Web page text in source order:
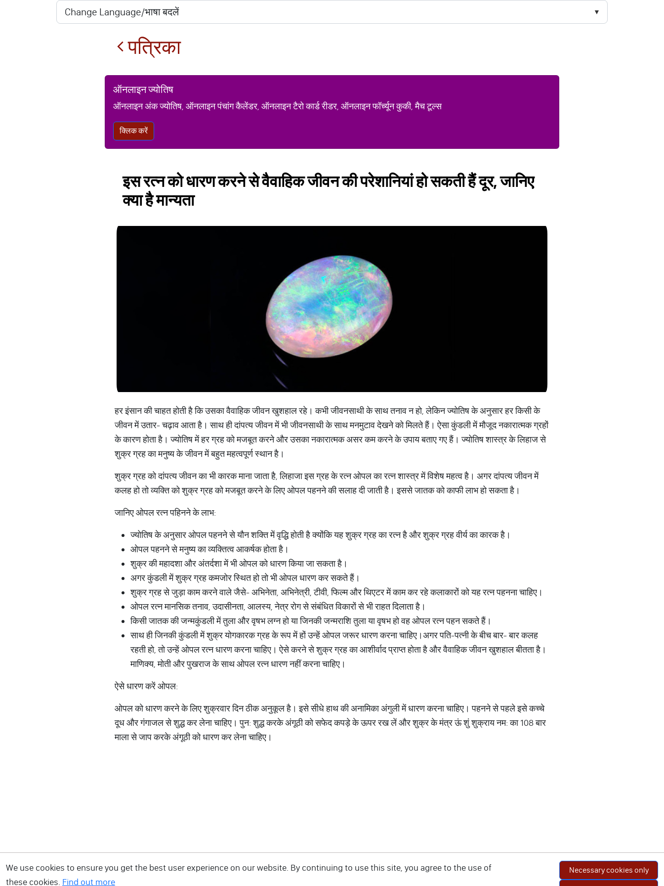
पत्रिका
ऑनलाइन ज्योतिष
ऑनलाइन अंक ज्योतिष, ऑनलाइन पंचांग कैलेंडर, ऑनलाइन टैरो कार्ड रीडर, ऑनलाइन फॉर्च्यून कुकी, मैच टूल्स
क्लिक करें
इस रत्न को धारण करने से वैवाहिक जीवन की परेशानियां हो सकती हैं दूर, जानिए
क्या है मान्यता
हर इंसान की चाहत होती है कि उसका वैवाहिक जीवन खुशहाल रहे। कभी जीवनसाथी के साथ तनाव न हो, लेकिन ज्योतिष के अनुसार हर किसी के
जीवन में उतार- चढ़ाव आता है। साथ ही दांपत्य जीवन में भी जीवनसाथी के साथ मनमुटाव देखने को मिलते हैं। ऐसा कुंडली में मौजूद नकारात्मक ग्रहों
के कारण होता है। ज्योतिष में हर ग्रह को मजबूत करने और उसका नकारात्‍मक असर कम करने के उपाय बताए गए हैं। ज्‍योतिष शास्त्र के लिहाज से
शुक्र ग्रह का मनुष्य के जीवन में बहुत महत्‍वपूर्ण स्थान है।
शुक्र ग्रह को दांपत्य जीवन का भी कारक माना जाता है, लिहाजा इस ग्रह के रत्न ओपल का रत्न शास्‍त्र में विशेष महत्‍व है। अगर दांपत्य जीवन में
कलह हो तो व्यक्ति को शुक्र ग्रह को मजबूत करने के लिए ओपल पहनने की सलाह दी जाती है। इससे जातक को काफी लाभ हो सकता है।
जानिए ओपल रत्न पहिनने के लाभ:
ज्योतिष के अनुसार ओपल पहनने से यौन शक्ति में वृद्धि होती है क्योंकि यह शुक्र ग्रह का रत्न है और शुक्र ग्रह वीर्य का कारक है।
ओपल पहनने से मनुष्य का व्यक्तित्व आकर्षक होता है।
शुक्र की महादशा और अंतर्दशा में भी ओपल को धारण किया जा सकता है।
अगर कुंडली में शुक्र ग्रह कमजोर स्थित हो तो भी ओपल धारण कर सकते हैं।
शुक्र ग्रह से जुड़ा काम करने वाले जैसे- अभिनेता, अभिनेत्री, टीवी, फिल्म और थिएटर में काम कर रहे कलाकारों को यह रत्न पहनना चाहिए।
ओपल रत्न मानसिक तनाव, उदासीनता, आलस्य, नेत्र रोग से संबंधित विकारों से भी राहत दिलाता है।
किसी जातक की जन्मकुंडली में तुला और वृषभ लग्न हो या जिनकी जन्मराशि तुला या वृषभ हो वह ओपल रत्न पहन सकते हैं।
साथ ही जिनकी कुंडली में शुक्र योगकारक ग्रह के रूप में हों उन्हें ओपल जरूर धारण करना चाहिए।अगर पति-पत्नी के बीच बार- बार कलह
रहती हो, तो उन्हें ओपल रत्न धारण करना चाहिए। ऐसे करने से शुक्र ग्रह का आशीर्वाद प्राप्त होता है और वैवाहिक जीवन खुशहाल बीतता है।
माणिक्‍य, मोती और पुखराज के साथ ओपल रत्न धारण नहीं करना चाहिए।
ऐसे धारण करें ओपल:
ओपल को धारण करने के लिए शुक्रवार दिन ठीक अनुकूल है। इसे सीधे हाथ की अनामिका अंगुली में धारण करना चाहिए। पहनने से पहले इसे कच्चे
दूध और गंगाजल से शुद्ध कर लेना चाहिए। पुन: शुद्ध करके अंगूठी को सफेद कपड़े के ऊपर रख लें और शुक्र के मंत्र ऊं शुं शुक्राय नम: का 108 बार
माला से जाप करके अंगूठी को धारण कर लेना चाहिए।
We use cookies to ensure you get the best user experience on our website. By continuing to use this site, you agree to the use of
these cookies. Find out more
Necessary cookies only